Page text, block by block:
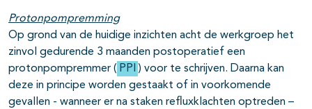
Protonpompremming
Op grond van de huidige inzichten acht de werkgroep het
zinvol gedurende 3 maanden postoperatief een
protonpompremmer ( PPI ) voor te schrijven. Daarna kan
deze in principe worden gestaakt of in voorkomende
gevallen - wanneer er na staken refluxklachten optreden –